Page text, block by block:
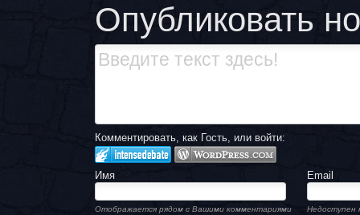
Опубликовать
Комментировать, как Гость, или войти:
Имя Email
Отображается рядом с Вашими комментариями Недоступен